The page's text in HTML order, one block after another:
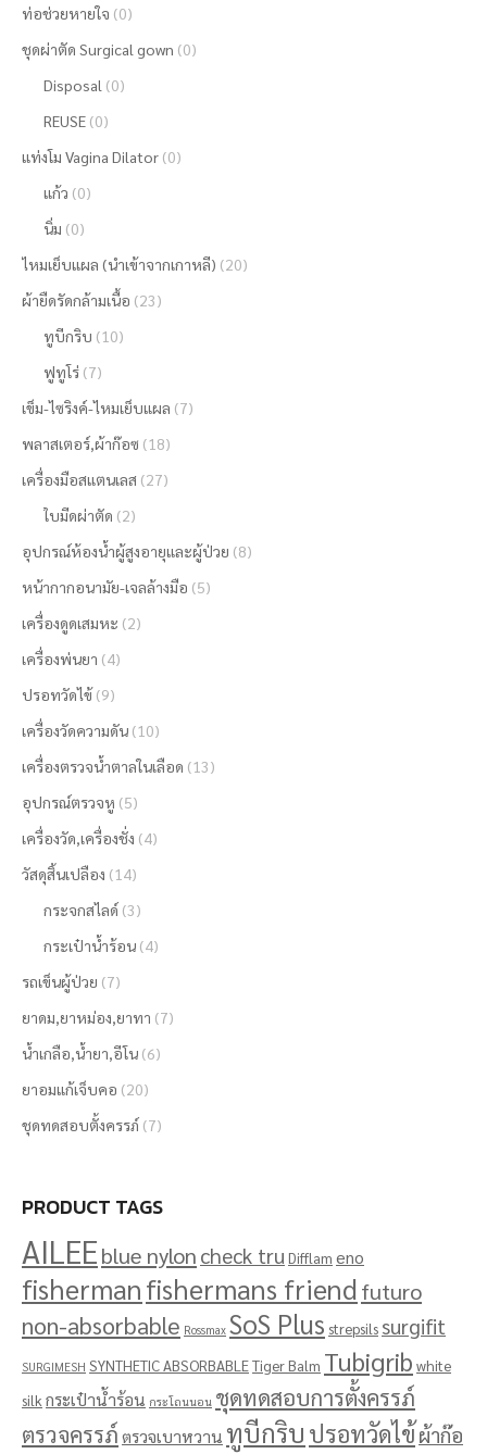
ท่อช่วยหายใจ (0)
ชุดผ่าตัด Surgical gown (0)
Disposal (0)
REUSE (0)
แท่งโม Vagina Dilator (0)
แก้ว (0)
นิ่ม (0)
ไหมเย็บแผล (นำเข้าจากเกาหลี) (20)
ผ้ายืดรัดกล้ามเนื้อ (23)
ทูบีกริบ (10)
ฟูทูโร่ (7)
เข็ม-ไซริงค์-ไหมเย็บแผล (7)
พลาสเตอร์,ผ้าก๊อซ (18)
เครื่องมือสแตนเลส (27)
ใบมีดผ่าตัด (2)
อุปกรณ์ห้องน้ำผู้สูงอายุและผู้ป่วย (8)
หน้ากากอนามัย-เจลล้างมือ (5)
เครื่องดูดเสมหะ (2)
เครื่องพ่นยา (4)
ปรอทวัดไข้ (9)
เครื่องวัดความดัน (10)
เครื่องตรวจน้ำตาลในเลือด (13)
อุปกรณ์ตรวจหู (5)
เครื่องวัด,เครื่องชั่ง (4)
วัสดุสิ้นเปลือง (14)
กระจกสไลด์ (3)
กระเป๋าน้ำร้อน (4)
รถเข็นผู้ป่วย (7)
ยาดม,ยาหม่อง,ยาทา (7)
น้ำเกลือ,น้ำยา,อีโน (6)
ยาอมแก้เจ็บคอ (20)
ชุดทดสอบตั้งครรภ์ (7)
PRODUCT TAGS
AILEEblue nylon check tru Difflam eno
fishermanfishermans friend futuro
non-absorbable Rossmax SoS Plus strepsils surgifit
SURGIMESH SYNTHETIC ABSORBABLETiger Balm Tubigrib white
silk กระเป๋าน้ำร้อน กระโถนนอน ชุดทดสอบการตั้งครรภ์
ตรวจครรภ์ตรวจเบาหวาน ทูบีกริบ ปรอทวัดไข้ผ้าก๊อ